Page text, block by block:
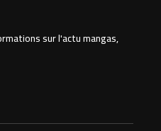
sur l'actu mangas,